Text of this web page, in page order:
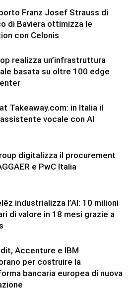
Franz Josef Strauss di
di Baviera ottimizza le
con Celonis
realizza un’infrastruttura
basata su oltre 100 edge
Takeaway.com: in Italia il
vocale con AI
digitalizza il procurement
e PwC Italia
industrializza l’AI: 10 milioni
di valore in 18 mesi grazie a
Accenture e IBM
per costruire la
bancaria europea di nuova